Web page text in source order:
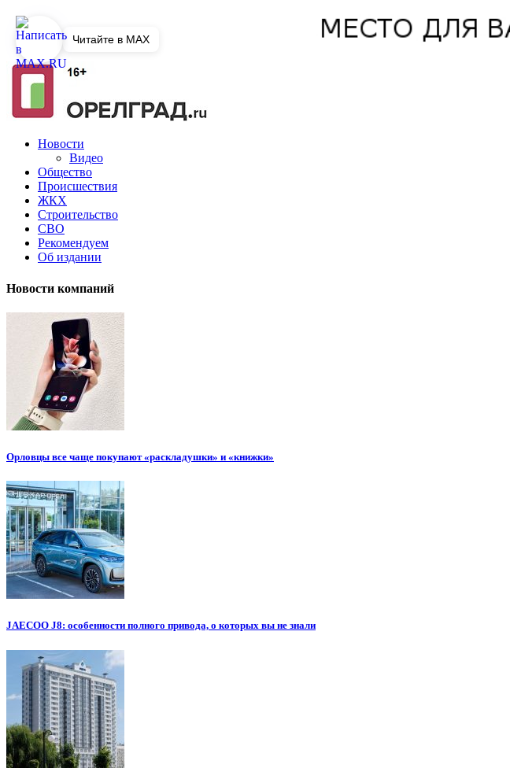
Новости
Видео
Общество
Происшествия
ЖКХ
Строительство
СВО
Рекомендуем
Об издании
Новости компаний
Орловцы все чаще покупают «раскладушки» и «книжки»
JAECOO J8: особенности полного привода, о которых вы не знали
Читайте в MAX